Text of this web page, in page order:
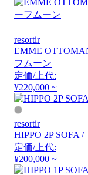
resortir
EMME
フムーン
定価/上代:
¥220,000 ~
resortir
HIPPO 2P SOFA
定価/上代:
¥200,000 ~